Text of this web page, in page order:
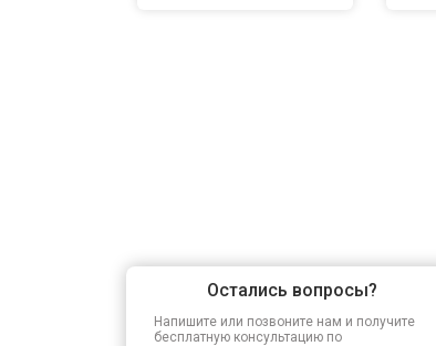
Остались вопросы?
Напишите или позвоните нам и получите
бесплатную консультацию по